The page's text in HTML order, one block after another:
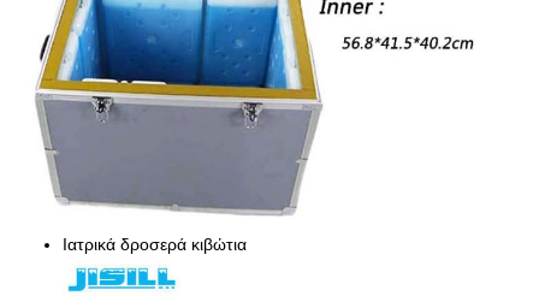
Ιατρικά δροσερά κιβώτια